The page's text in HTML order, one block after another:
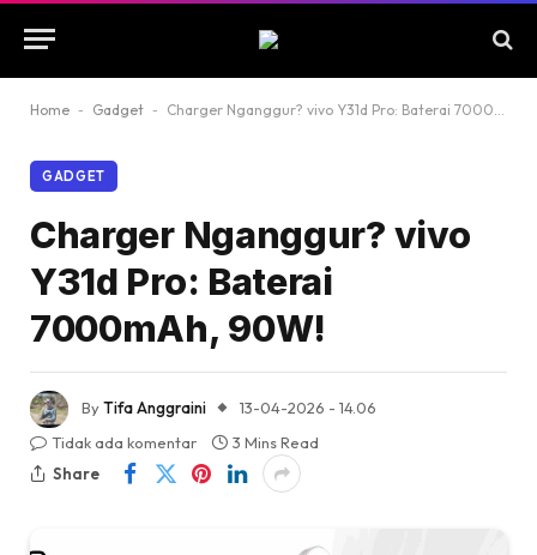
Home - Gadget - Charger Nganggur? vivo Y31d Pro: Baterai 7000mAh, 90W!
GADGET
Charger Nganggur? vivo
Y31d Pro: Baterai
7000mAh, 90W!
ByTifa Anggraini
13-04-2026 - 14.06
Tidak ada komentar
3 Mins Read
Share